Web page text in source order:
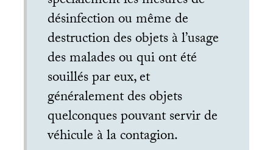
désinfection ou même de
destruction des objets à l’usage
des malades ou qui ont été
souillés par eux, et
généralement des objets
quelconques pouvant servir de
véhicule à la contagion.